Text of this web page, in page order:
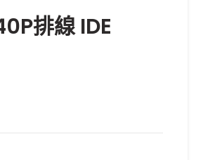
排線 IDE